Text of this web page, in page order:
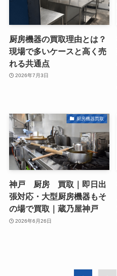
厨房機器の買取理由とは？
現場で多いケースと高く売
れる共通点
2026年7月3日
厨房機器買取
神戸 厨房 買取｜即日出
張対応・大型厨房機器もそ
の場で買取｜蔵乃屋神戸
2026年6月26日